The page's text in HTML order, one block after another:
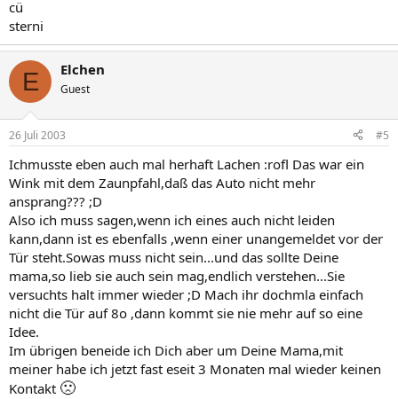
cü
sterni
E Elchen
Guest
26 Juli 2003 #5
Ichmusste eben auch mal herhaft Lachen :rofl Das war ein
Wink mit dem Zaunpfahl,daß das Auto nicht mehr
ansprang??? ;D
Also ich muss sagen,wenn ich eines auch nicht leiden
kann,dann ist es ebenfalls ,wenn einer unangemeldet vor der
Tür steht.Sowas muss nicht sein...und das sollte Deine
mama,so lieb sie auch sein mag,endlich verstehen...Sie
versuchts halt immer wieder ;D Mach ihr dochmla einfach
nicht die Tür auf 8o ,dann kommt sie nie mehr auf so eine
Idee.
Im übrigen beneide ich Dich aber um Deine Mama,mit
meiner habe ich jetzt fast eseit 3 Monaten mal wieder keinen
Kontakt 🙁